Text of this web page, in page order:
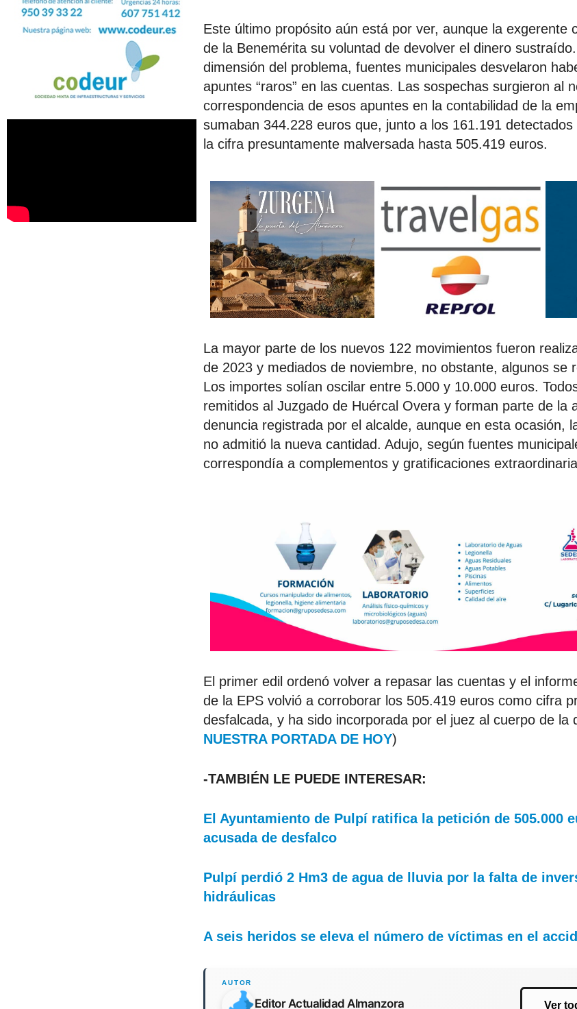
Este último propósito aún está por ver, aunque la exgerente
de la Benemérita su voluntad de devolver el dinero
dimensión del problema, fuentes municipales desvelaron
apuntes “raros” en las cuentas. Las sospechas surgieron al
correspondencia de esos apuntes en la contabilidad de la
sumaban 344.228 euros que, junto a los 161.191
la cifra presuntamente malversada hasta 505.419 euros.
La mayor parte de los nuevos 122 movimientos fueron
de 2023 y mediados de noviembre, no obstante, algunos se
Los importes solían oscilar entre 5.000 y 10.000 euros.
remitidos al Juzgado de Huércal Overa y forman parte de la
denuncia registrada por el alcalde, aunque en esta ocasión,
no admitió la nueva cantidad. Adujo, según fuentes
correspondía a complementos y gratificaciones
El primer edil ordenó volver a repasar las cuentas y el
de la EPS volvió a corroborar los 505.419 euros como cifra
desfalcada, y ha sido incorporada por el juez al cuerpo de la
NUESTRA PORTADA DE HOY)
-TAMBIÉN LE PUEDE INTERESAR:
El Ayuntamiento de Pulpí ratifica la petición de 505.000
acusada de desfalco
Pulpí perdió 2 Hm3 de agua de lluvia por la falta de
hidráulicas
A seis heridos se eleva el número de víctimas en el
Editor Actualidad Almanzora Ver